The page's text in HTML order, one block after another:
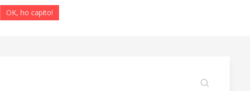
OK, ho capito!